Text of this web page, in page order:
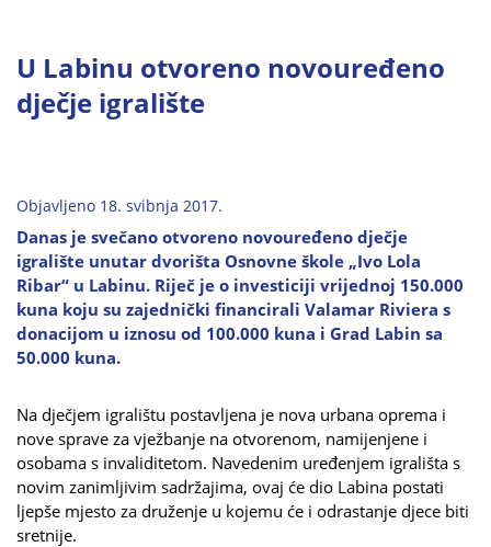
U Labinu otvoreno novouređeno
dječje igralište
Objavljeno 18. svibnja 2017.
Danas je svečano otvoreno novouređeno dječje
igralište unutar dvorišta Osnovne škole „Ivo Lola
Ribar“ u Labinu. Riječ je o investiciji vrijednoj 150.000
kuna koju su zajednički financirali Valamar Riviera s
donacijom u iznosu od 100.000 kuna i Grad Labin sa
50.000 kuna.
Na dječjem igralištu postavljena je nova urbana oprema i
nove sprave za vježbanje na otvorenom, namijenjene i
osobama s invaliditetom. Navedenim uređenjem igrališta s
novim zanimljivim sadržajima, ovaj će dio Labina postati
ljepše mjesto za druženje u kojemu će i odrastanje djece biti
sretnije.